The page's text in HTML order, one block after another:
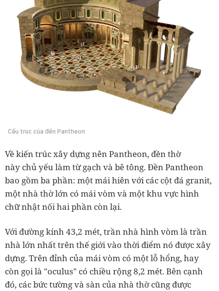
Cấu trúc của đền Pantheon
Về kiến trúc xây dựng nên Pantheon, đền thờ
này chủ yếu làm từ gạch và bê tông. Đền Pantheon
bao gồm ba phần: một mái hiên với các cột đá granit,
một nhà thờ lớn có mái vòm và một khu vực hình
chữ nhật nối hai phần còn lại.
Với đường kính 43,2 mét, trần nhà hình vòm là trần
nhà lớn nhất trên thế giới vào thời điểm nó được xây
dựng. Trên đỉnh của mái vòm có một lỗ hổng, hay
còn gọi là "oculus" có chiều rộng 8,2 mét. Bên cạnh
đó, các bức tường và sàn của nhà thờ cũng được